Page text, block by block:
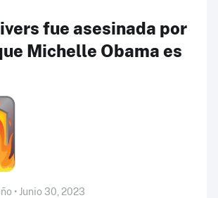
fue asesinada por
Michelle Obama es
• Junio 30, 2023